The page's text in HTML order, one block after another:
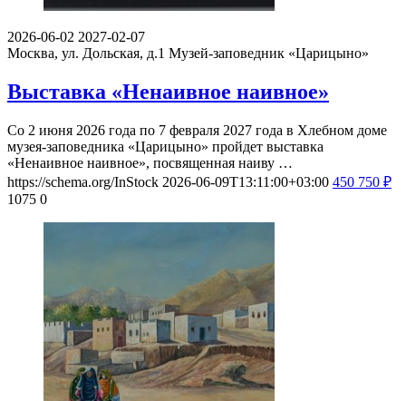
2026-06-02 2027-02-07
Москва, ул. Дольская, д.1 Музей-заповедник «Царицыно»
Выставка «Ненаивное наивное»
Со 2 июня 2026 года по 7 февраля 2027 года в Хлебном доме
музея-заповедника «Царицыно» пройдет выставка
«Ненаивное наивное», посвященная наиву …
https://schema.org/InStock 2026-06-09T13:11:00+03:00 450 750 ₽
1075 0